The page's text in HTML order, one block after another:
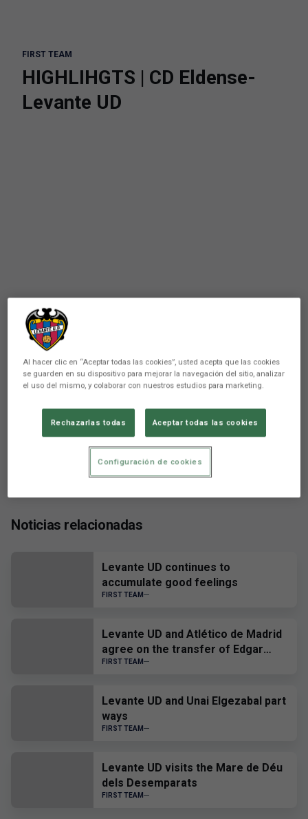
FIRST TEAM
HIGHLIHGTS | CD Eldense-
Levante UD
There are no reactions yet. Be the first!
Noticias relacionadas
Levante UD continues to
accumulate good feelings
FIRST TEAM
Levante UD and Atlético de Madrid
agree on the transfer of Edgar
Alcañiz
FIRST TEAM
Levante UD and Unai Elgezabal part
ways
FIRST TEAM
Levante UD visits the Mare de Déu
dels Desemparats
FIRST TEAM
Al hacer clic en “Aceptar todas las cookies”, usted acepta que las cookies
se guarden en su dispositivo para mejorar la navegación del sitio, analizar
el uso del mismo, y colaborar con nuestros estudios para marketing.
Rechazarlas todas Aceptar todas las cookies
Configuración de cookies